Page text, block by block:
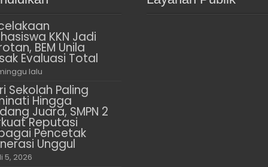
KKN Jadi
BEM Unila
Evaluasi Total
lalu
Sekolah Paling
Hingga
Juara, SMPN 2
Reputasi
Pencetak
Unggul
5, 2026